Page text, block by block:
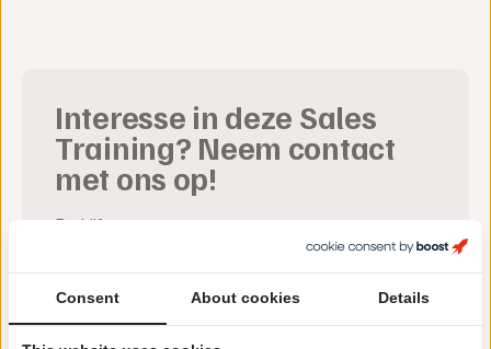
Interesse in deze Sales
Training? Neem contact
met ons op!
Bedrijfsnaam
Voornaam (Vereist)
Consent About cookies Details